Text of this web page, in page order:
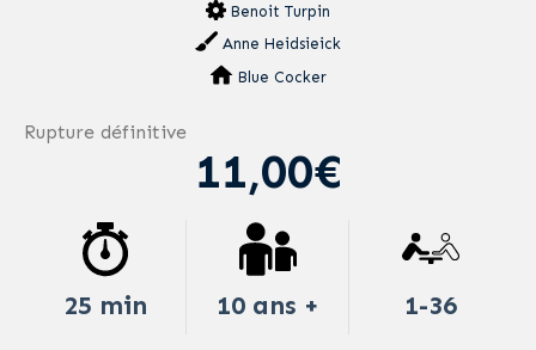
Benoit Turpin
Anne Heidsieick
Blue Cocker
Rupture définitive
11,00€
25 min 10 ans + 1-36